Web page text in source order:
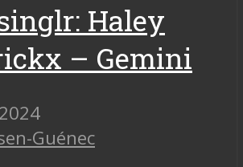
Haley
– Gemini
Guénec